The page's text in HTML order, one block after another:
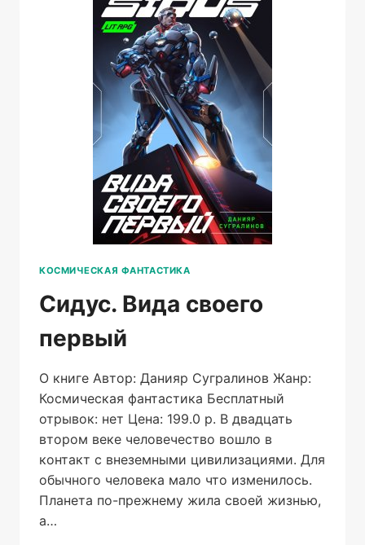
КОСМИЧЕСКАЯ ФАНТАСТИКА
Сидус. Вида своего
первый
О книге Автор: Данияр Сугралинов Жанр:
Космическая фантастика Бесплатный
отрывок: нет Цена: 199.0 р. В двадцать
втором веке человечество вошло в
контакт с внеземными цивилизациями. Для
обычного человека мало что изменилось.
Планета по-прежнему жила своей жизнью,
а…